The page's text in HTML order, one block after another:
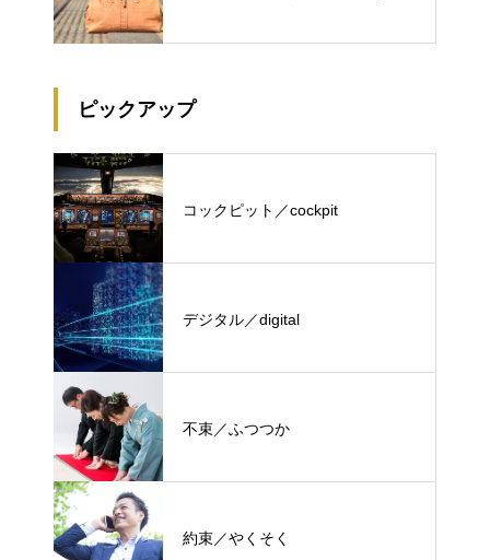
ピックアップ
コックピット／cockpit
デジタル／digital
不束／ふつつか
約束／やくそく